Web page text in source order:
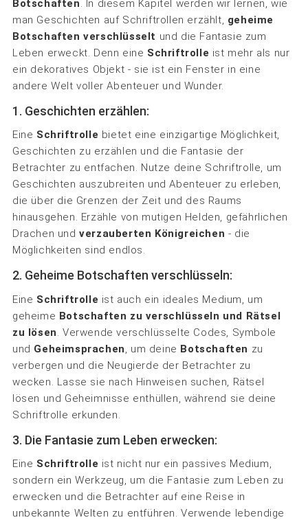
Botschaften. In diesem Kapitel werden wir lernen, wie
man Geschichten auf Schriftrollen erzählt, geheime
Botschaften verschlüsselt und die Fantasie zum
Leben erweckt. Denn eine Schriftrolle ist mehr als nur
ein dekoratives Objekt - sie ist ein Fenster in eine
andere Welt voller Abenteuer und Wunder.
1. Geschichten erzählen:
Eine Schriftrolle bietet eine einzigartige Möglichkeit,
Geschichten zu erzählen und die Fantasie der
Betrachter zu entfachen. Nutze deine Schriftrolle, um
Geschichten auszubreiten und Abenteuer zu erleben,
die über die Grenzen der Zeit und des Raums
hinausgehen. Erzähle von mutigen Helden, gefährlichen
Drachen undverzauberten Königreichen - die
Möglichkeiten sind endlos.
2. Geheime Botschaften verschlüsseln:
Eine Schriftrolle ist auch ein ideales Medium, um
geheime Botschaften zu verschlüsseln und Rätsel
zu lösen . Verwende verschlüsselte Codes, Symbole
und Geheimsprachen , um deine Botschaften zu
verbergen und die Neugierde der Betrachter zu
wecken. Lasse sie nach Hinweisen suchen, Rätsel
lösen und Geheimnisse enthüllen, während sie deine
Schriftrolle erkunden.
3. Die Fantasie zum Leben erwecken:
Eine Schriftrolle ist nicht nur ein passives Medium,
sondern ein Werkzeug, um die Fantasie zum Leben zu
erwecken und die Betrachter auf eine Reise in
unbekannte Welten zu entführen. Verwende lebendige